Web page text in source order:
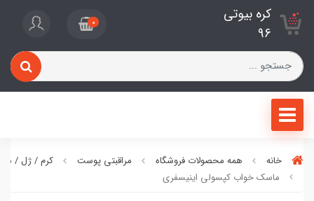
کره بیوتی
96
0
خانه همه محصولات فروشگاه مراقبتی پوست
کرم / ژل /
ماسک خواب کپسولی اینیسفری